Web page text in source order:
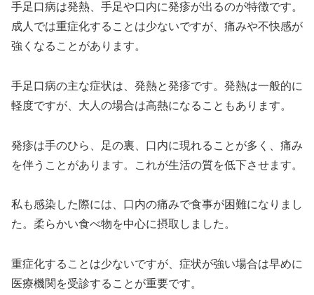
手足口病は発熱、手足や口内に発疹が出るのが特徴です。
成人では重症化することは少ないですが、痛みや不快感が
強くなることがあります。
手足口病の主な症状は、発熱と発疹です。発熱は一般的に
軽度ですが、大人の場合は高熱になることもあります。
発疹は手のひら、足の裏、口内に現れることが多く、痛み
を伴うことがあります。これが生活の質を低下させます。
私も感染した際には、口内の痛みで食事が困難になりまし
た。柔らかい食べ物を中心に摂取しました。
重症化することは少ないですが、症状が強い場合は早めに
医療機関を受診することが重要です。